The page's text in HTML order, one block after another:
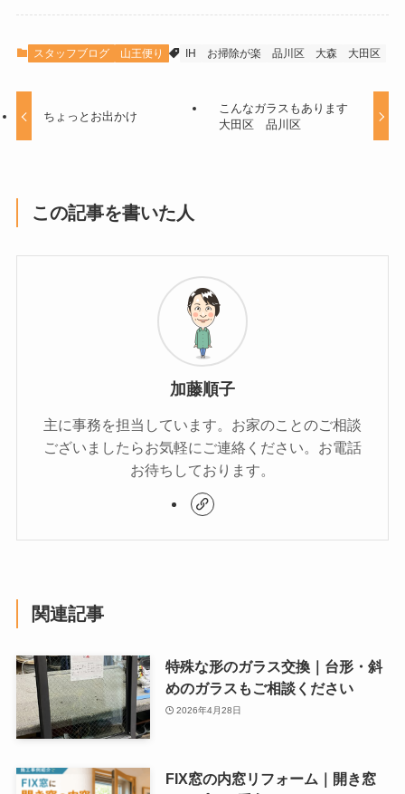
スタッフブログ 山王便り IH お掃除が楽 品川区 大森 大田区
ちょっとお出かけ
こんなガラスもあります
大田区 品川区
この記事を書いた人
加藤順子
主に事務を担当しています。お家のことのご相談
ございましたらお気軽にご連絡ください。お電話
お待ちしております。
関連記事
特殊な形のガラス交換｜台形・斜
めのガラスもご相談ください
2026年4月28日
FIX窓の内窓リフォーム｜開き窓